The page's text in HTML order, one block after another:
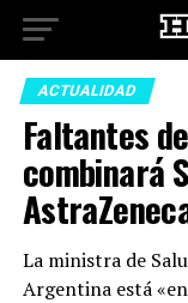
ACTUALIDAD
Faltantes
combinará
La ministra de
Argentina está